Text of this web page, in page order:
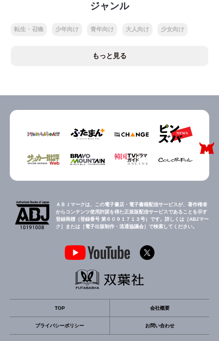
ジャンル
転生・召喚 少年向け 青年向け 大人向け 少女向け
もっと見る
ＡＢＪマークは、この電子書店・電子書籍配信サービスが、著作権者
からコンテンツ使用許諾を得た正規版配信サービスであることを示す
登録商標（登録番号 第６０９１７１３号）です。詳しくは［ABJマー
ク］または［電子出版制作・流通協議会］で検索してください。
TOP 会社概要
プライバシーポリシー お問い合わせ